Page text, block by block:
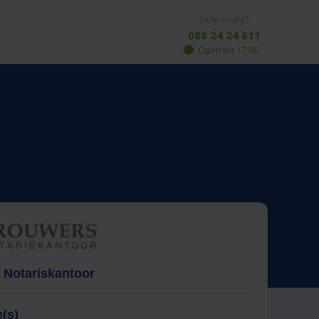
088 24 24 611
Open tot 17:00
Notariskantoor